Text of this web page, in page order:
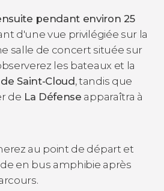
pendant environ 25
d'une vue privilégiée sur la
salle de concert située sur
les bateaux et la
Saint-Cloud, tandis que
de La Défense apparaîtra à
au point de départ et
en bus amphibie après